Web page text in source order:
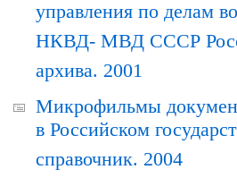
управления по делам
НКВД- МВД СССР
архива. 2001
Микрофильмы
в Российском
справочник. 2004